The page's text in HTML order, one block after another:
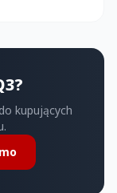
kupujących